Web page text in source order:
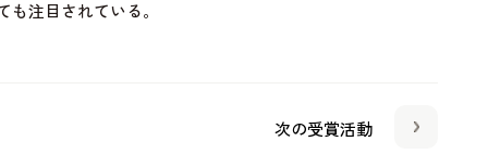
注目されている。
次の受賞活動